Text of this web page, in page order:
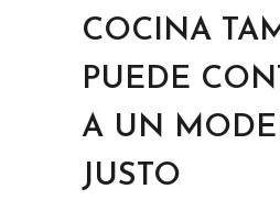
COCINA
PUEDE
A UN
JUSTO